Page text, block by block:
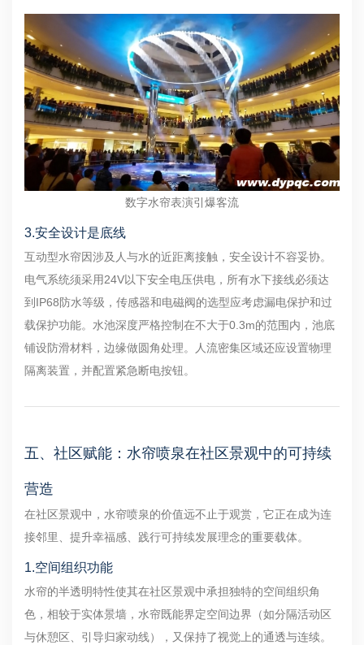
数字水帘表演引爆客流
3.安全设计是底线
互动型水帘因涉及人与水的近距离接触，安全设计不容妥协。
电气系统须采用24V以下安全电压供电，所有水下接线必须达
到IP68防水等级，传感器和电磁阀的选型应考虑漏电保护和过
载保护功能。水池深度严格控制在不大于0.3m的范围内，池底
铺设防滑材料，边缘做圆角处理。人流密集区域还应设置物理
隔离装置，并配置紧急断电按钮。
五、社区赋能：水帘喷泉在社区景观中的可持续
营造
在社区景观中，水帘喷泉的价值远不止于观赏，它正在成为连
接邻里、提升幸福感、践行可持续发展理念的重要载体。
1.空间组织功能
水帘的半透明特性使其在社区景观中承担独特的空间组织角
色，相较于实体景墙，水帘既能界定空间边界（如分隔活动区
与休憩区、引导归家动线），又保持了视觉上的通透与连续。